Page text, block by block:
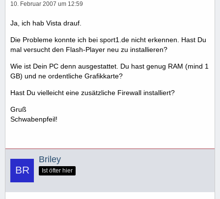
10. Februar 2007 um 12:59
Ja, ich hab Vista drauf.
Die Probleme konnte ich bei sport1.de nicht erkennen. Hast Du
mal versucht den Flash-Player neu zu installieren?
Wie ist Dein PC denn ausgestattet. Du hast genug RAM (mind 1
GB) und ne ordentliche Grafikkarte?
Hast Du vielleicht eine zusätzliche Firewall installiert?
Gruß
Schwabenpfeil!
Briley
Ist öfter hier